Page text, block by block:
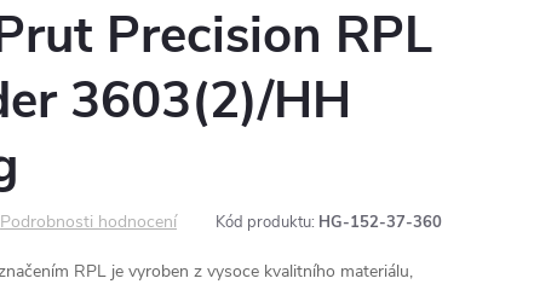
Precision RPL
3603(2)/HH
Podrobnosti hodnocení Kód produktu: HG-152-37-360
RPL je vyroben z vysoce kvalitního materiálu,